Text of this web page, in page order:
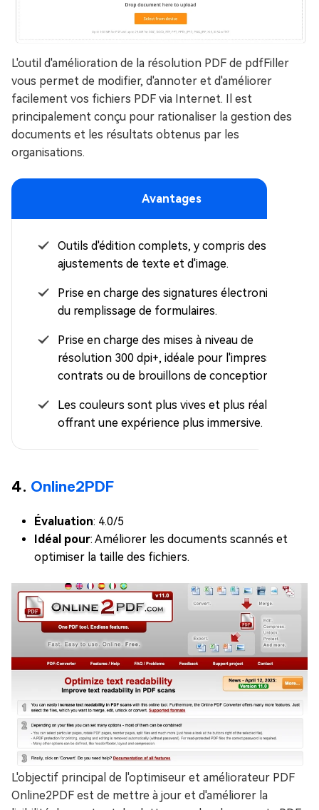
L'outil d'amélioration de la résolution PDF de pdfFiller
vous permet de modifier, d'annoter et d'améliorer
facilement vos fichiers PDF via Internet. Il est
principalement conçu pour rationaliser la gestion des
documents et les résultats obtenus par les
organisations.
Avantages
Outils d'édition complets, y compris des
ajustements de texte et d'image.
Prise en charge des signatures électroniques et
du remplissage de formulaires.
Prise en charge des mises à niveau de
résolution 300 dpi+, idéale pour l'impression de
contrats ou de brouillons de conception
Les couleurs sont plus vives et plus réalistes,
offrant une expérience plus immersive.
4. Online2PDF
Évaluation: 4.0/5
Idéal pour: Améliorer les documents scannés et
optimiser la taille des fichiers.
L'objectif principal de l'optimiseur et améliorateur PDF
Online2PDF est de mettre à jour et d'améliorer la